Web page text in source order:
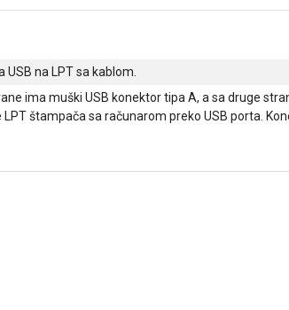
USB na LPT sa kablom.
ima muški USB konektor tipa A, a sa druge
štampača sa računarom preko USB porta.